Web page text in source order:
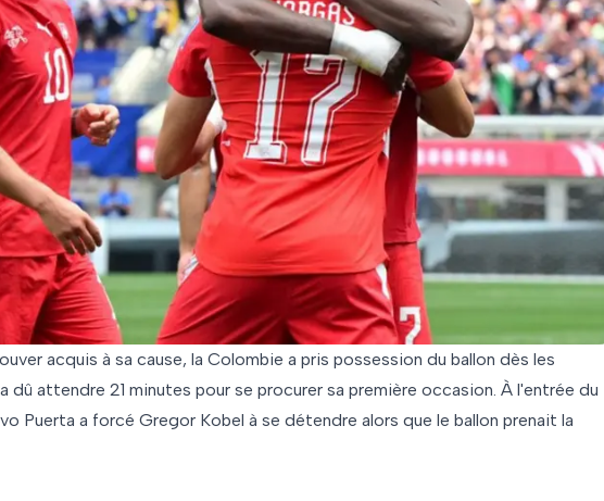
acquis à sa cause, la Colombie a pris possession du ballon dès les
dû attendre 21 minutes pour se procurer sa première occasion. À l'entrée du
Puerta a forcé Gregor Kobel à se détendre alors que le ballon prenait la